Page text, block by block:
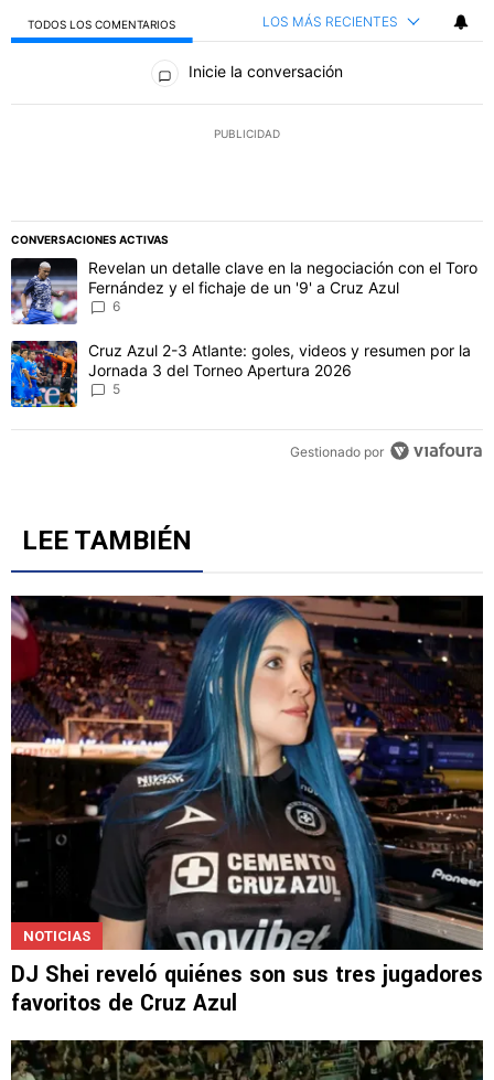
TODOS LOS COMENTARIOS LOS MÁS RECIENTES
Todos los comentarios
Inicie la conversación
PUBLICIDAD
CONVERSACIONES ACTIVAS
Este listado muestra los artículos con más comentarios en los
Un artículo de tendencia con el título "Revelan un detalle clave
Revelan un detalle clave en la negociación con el Toro
Fernández y el fichaje de un '9' a Cruz Azul
6
Un artículo de tendencia con el título "Cruz Azul 2-3 Atlante:
Cruz Azul 2-3 Atlante: goles, videos y resumen por la
Jornada 3 del Torneo Apertura 2026
5
Gestionado por
LEE TAMBIÉN
NOTICIAS
DJ Shei reveló quiénes son sus tres jugadores
favoritos de Cruz Azul